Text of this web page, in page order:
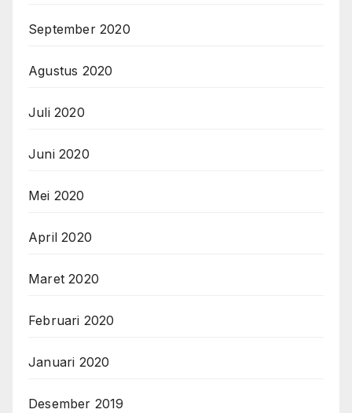
September 2020
Agustus 2020
Juli 2020
Juni 2020
Mei 2020
April 2020
Maret 2020
Februari 2020
Januari 2020
Desember 2019